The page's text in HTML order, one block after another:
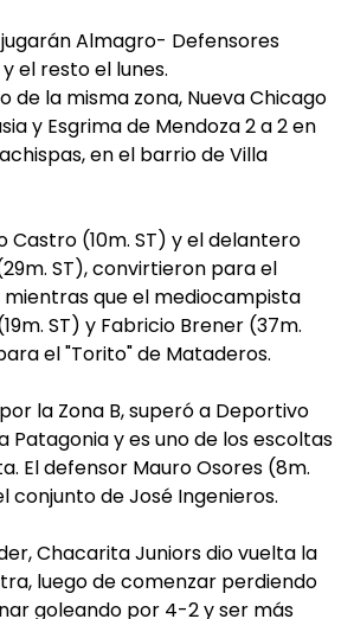
jugarán Almagro- Defensores
el resto el lunes.
de la misma zona, Nueva Chicago
y Esgrima de Mendoza 2 a 2 en
en el barrio de Villa
Castro (10m. ST) y el delantero
ST), convirtieron para el
que el mediocampista
ST) y Fabricio Brener (37m.
el "Torito" de Mataderos.
la Zona B, superó a Deportivo
Patagonia y es uno de los escoltas
El defensor Mauro Osores (8m.
conjunto de José Ingenieros.
Chacarita Juniors dio vuelta la
luego de comenzar perdiendo
goleando por 4-2 y ser más